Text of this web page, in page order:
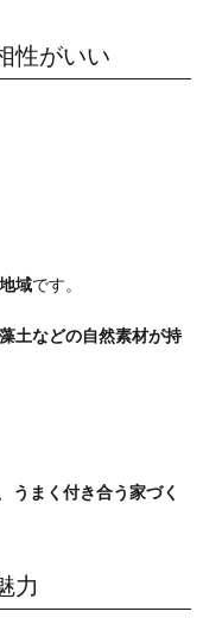
性がいい
域です。
土などの自然素材が持
うまく付き合う家づく
力